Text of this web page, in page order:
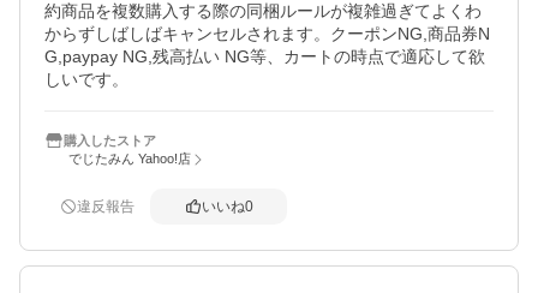
約商品を複数購入する際の同梱ルールが複雑過ぎてよくわ
からずしばしばキャンセルされます。クーポンNG,商品券N
G,paypay NG,残高払い NG等、カートの時点で適応して欲
しいです。
購入したストア
でじたみん Yahoo!店
違反報告 いいね0